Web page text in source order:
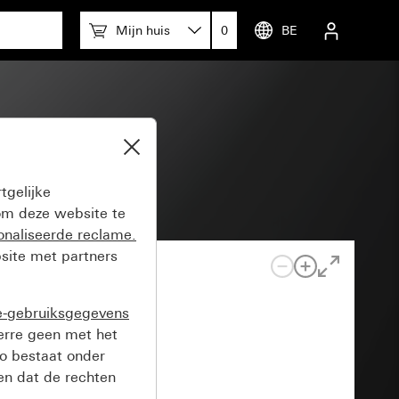
Mijn huis 0 BE
deze website te
reclame.
met partners
gebruiksgegevens
geen met het
bestaat onder
dat de rechten